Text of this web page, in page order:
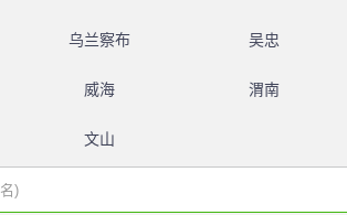
乌兰察布 吴忠
威海 渭南
文山
)